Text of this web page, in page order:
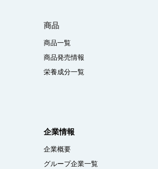
商品
商品一覧
商品発売情報
栄養成分一覧
企業情報
企業概要
グループ企業一覧